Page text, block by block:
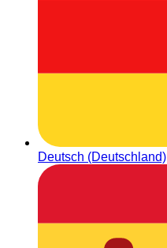
Deutsch (Deutschland)